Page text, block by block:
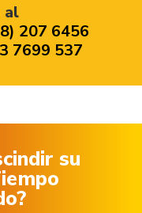
al
207 6456
7699 537
su